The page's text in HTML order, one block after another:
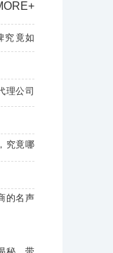
究竟如
理公司
究竟哪
的名声